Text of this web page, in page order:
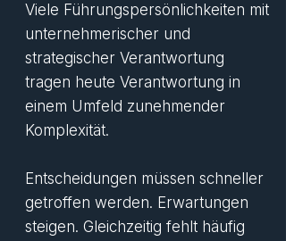
Viele Führungspersönlichkeiten mit
unternehmerischer und
strategischer Verantwortung
tragen heute Verantwortung in
einem Umfeld zunehmender
Komplexität.
Entscheidungen müssen schneller
getroffen werden. Erwartungen
steigen. Gleichzeitig fehlt häufig